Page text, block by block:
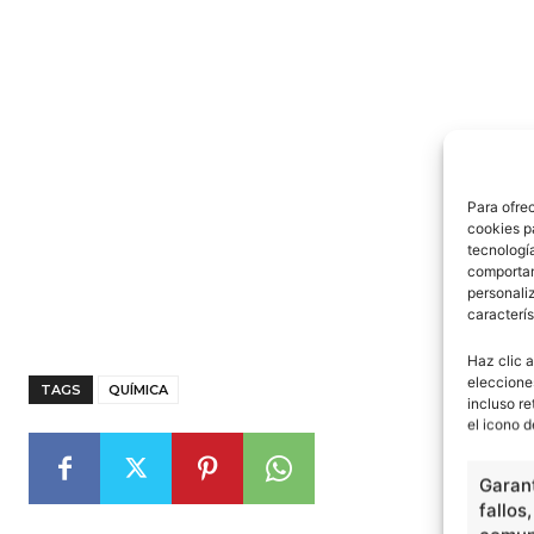
Para
cookies
Haz clic
incluso
el icono
TAGS QUÍMICA